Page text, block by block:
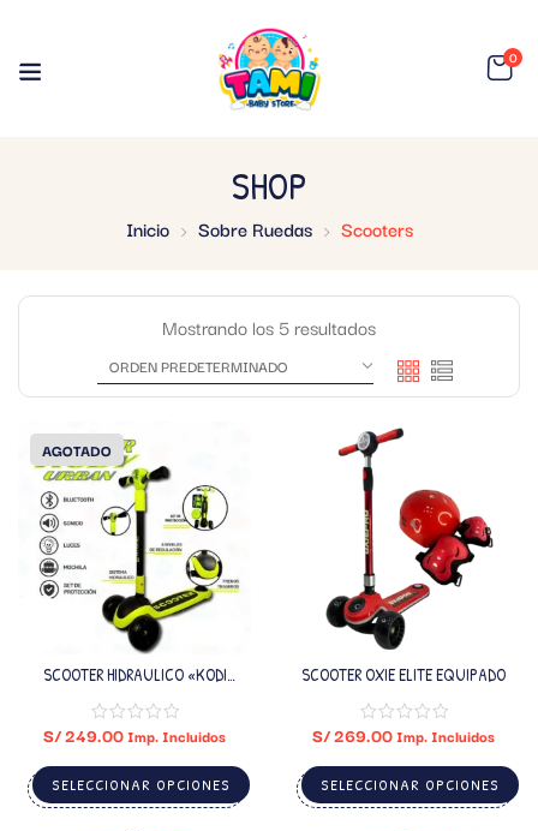
0
SHOP
Inicio Sobre Ruedas Scooters
Mostrando los 5 resultados
AGOTADO
SCOOTER HIDRAULICO «KODI
S/249.00Imp. Incluidos
SELECCIONAR OPCIONES
SCOOTER OXIE ELITE EQUIPADO
S/269.00Imp. Incluidos
SELECCIONAR OPCIONES